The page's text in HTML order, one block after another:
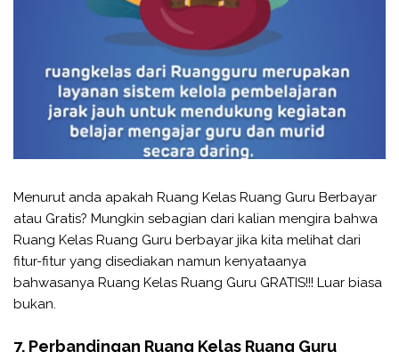
Menurut anda apakah Ruang Kelas Ruang Guru Berbayar
atau Gratis? Mungkin sebagian dari kalian mengira bahwa
Ruang Kelas Ruang Guru berbayar jika kita melihat dari
fitur-fitur yang disediakan namun kenyataanya
bahwasanya Ruang Kelas Ruang Guru GRATIS!!! Luar biasa
bukan.
7. Perbandingan Ruang Kelas Ruang Guru